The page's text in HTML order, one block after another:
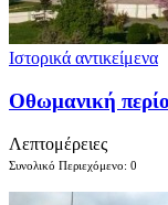
Ιστορικά αντικείμενα
Οθωμανική
Λεπτομέρειες
Συνολικό Περιεχόμενο: 0